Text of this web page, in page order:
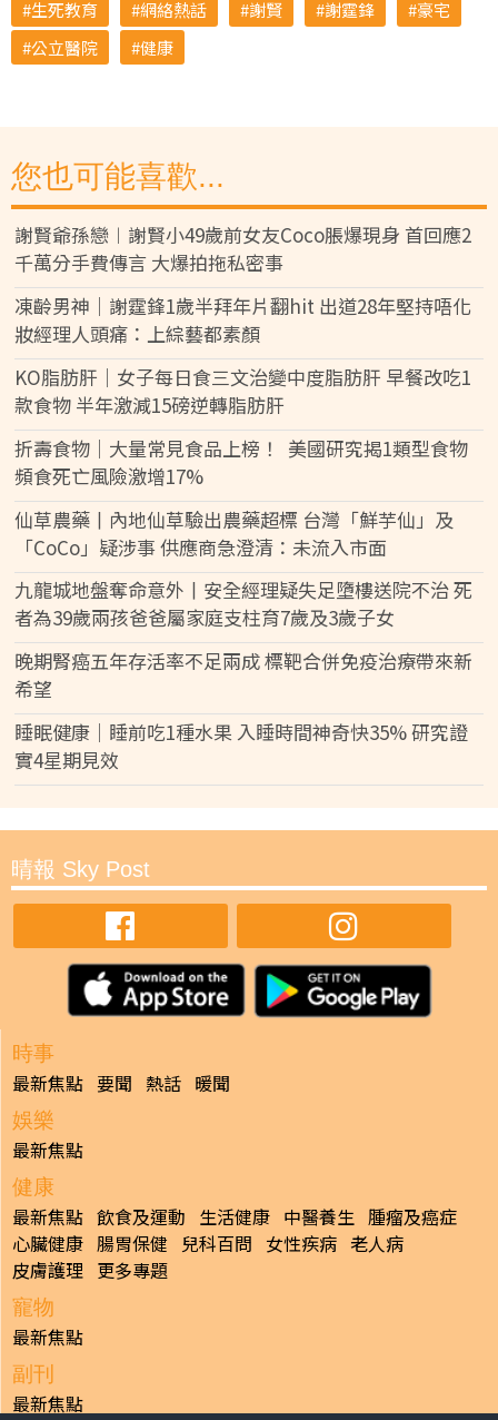
生死教育 網絡熱話 謝賢 謝霆鋒
豪宅
公立醫院
健康
您也可能喜歡...
謝賢爺孫戀︱謝賢小49歲前女友Coco脹爆現身 首回應2
千萬分手費傳言 大爆拍拖私密事
凍齡男神｜謝霆鋒1歲半拜年片翻hit 出道28年堅持唔化
妝經理人頭痛：上綜藝都素顏
KO脂肪肝｜女子每日食三文治變中度脂肪肝 早餐改吃1
款食物 半年激減15磅逆轉脂肪肝
折壽食物｜大量常見食品上榜！ 美國研究揭1類型食物
頻食死亡風險激增17%
仙草農藥丨內地仙草驗出農藥超標 台灣「鮮芋仙」及
「CoCo」疑涉事 供應商急澄清：未流入市面
九龍城地盤奪命意外丨安全經理疑失足墮樓送院不治 死
者為39歲兩孩爸爸屬家庭支柱育7歲及3歲子女
晚期腎癌五年存活率不足兩成 標靶合併免疫治療帶來新
希望
睡眠健康｜睡前吃1種水果 入睡時間神奇快35% 研究證
實4星期見效
晴報 Sky Post
時事
最新焦點 要聞 熱話 暖聞
娛樂
最新焦點
健康
最新焦點 飲食及運動 生活健康 中醫養生 腫瘤及癌症
心臟健康 腸胃保健 兒科百問 女性疾病 老人病
皮膚護理 更多專題
寵物
最新焦點
副刊
最新焦點